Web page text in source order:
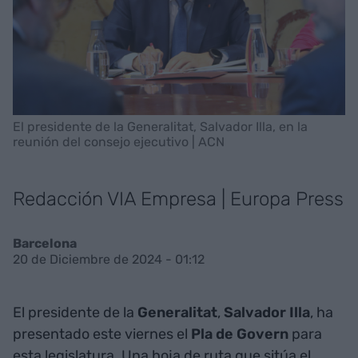
El presidente de la Generalitat, Salvador Illa, en la
reunión del consejo ejecutivo | ACN
Redacción VIA Empresa | Europa Press
Barcelona
20 de Diciembre de 2024 - 01:12
El presidente de la Generalitat, Salvador Illa, ha
presentado este viernes el Pla de Govern para